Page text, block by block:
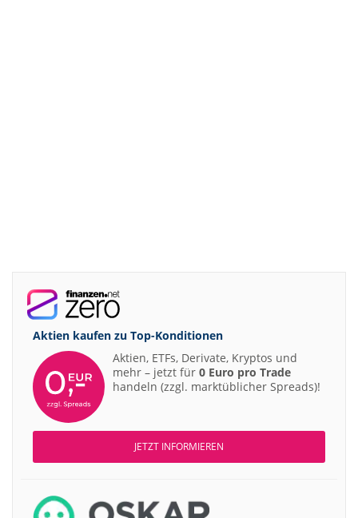
Aktien kaufen zu Top-Konditionen
Aktien, ETFs, Derivate, Kryptos und
mehr – jetzt für 0 Euro pro Trade
handeln (zzgl. marktüblicher Spreads)!
JETZT INFORMIEREN